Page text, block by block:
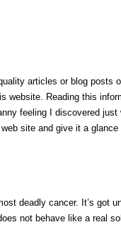
articles or blog posts
website. Reading this
feeling I discovered
site and give it a
deadly cancer. It’s got
not behave like a real